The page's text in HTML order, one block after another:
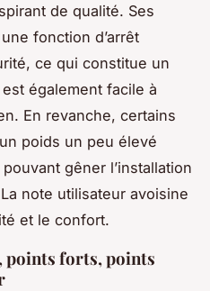
de qualité. Ses
fonction d’arrêt
ce qui constitue un
également facile à
En revanche, certains
poids un peu élevé
gêner l’installation
note utilisateur avoisine
et le confort.
points forts, points